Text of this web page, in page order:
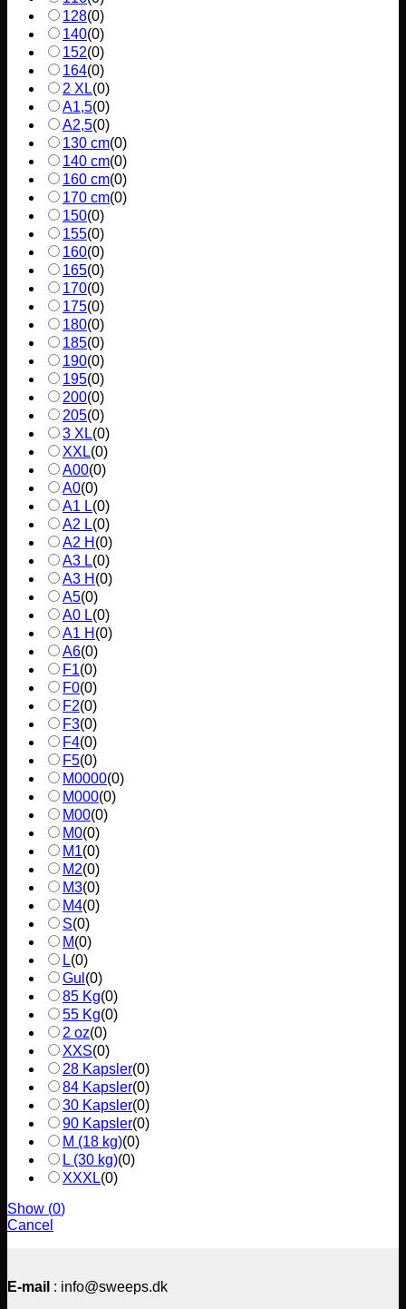
128(0)
140(0)
152(0)
164(0)
2 XL(0)
A1,5(0)
A2,5(0)
130 cm(0)
140 cm(0)
160 cm(0)
170 cm(0)
150(0)
155(0)
160(0)
165(0)
170(0)
175(0)
180(0)
185(0)
190(0)
195(0)
200(0)
205(0)
3 XL(0)
XXL(0)
A00(0)
A0(0)
A1 L(0)
A2 L(0)
A2 H (0)
A3 L(0)
A3 H (0)
A5(0)
A0 L(0)
A1 H (0)
A6(0)
F1(0)
F0(0)
F2(0)
F3(0)
F4(0)
F5(0)
M0000(0)
M000(0)
M00(0)
M0(0)
M1(0)
M2(0)
M3(0)
M4(0)
S(0)
M(0)
L(0)
Gul (0)
85 Kg(0)
55 Kg(0)
2 oz(0)
XXS(0)
28 Kapsler(0)
84 Kapsler(0)
30 Kapsler(0)
90 Kapsler(0)
M (18 kg)(0)
L (30 kg)(0)
XXXL(0)
Show (0)
Cancel
E-mail : info@sweeps.dk